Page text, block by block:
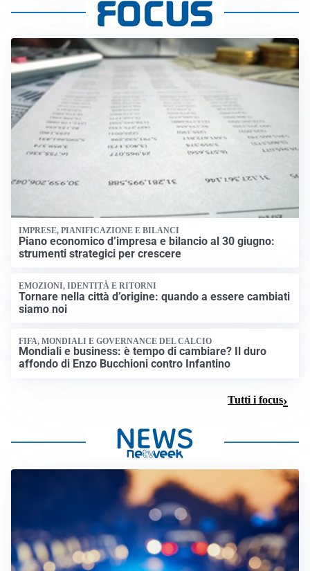
IMPRESE, PIANIFICAZIONE E BILANCI
Piano economico d’impresa e bilancio al 30 giugno:
strumenti strategici per crescere
EMOZIONI, IDENTITÀ E RITORNI
Tornare nella città d’origine: quando a essere cambiati
siamo noi
FIFA, MONDIALI E GOVERNANCE DEL CALCIO
Mondiali e business: è tempo di cambiare? Il duro
affondo di Enzo Bucchioni contro Infantino
Tutti i focus